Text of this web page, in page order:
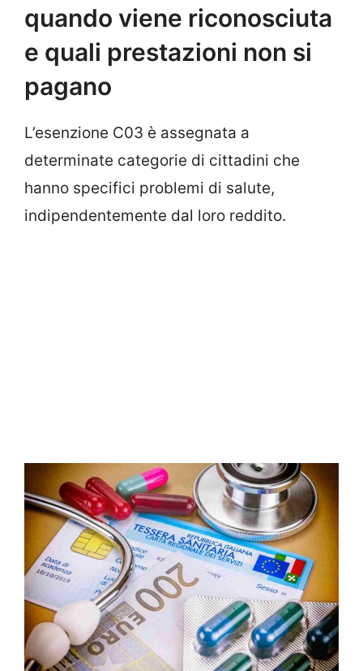
quando viene riconosciuta
e quali prestazioni non si
pagano
L’esenzione C03 è assegnata a
determinate categorie di cittadini che
hanno specifici problemi di salute,
indipendentemente dal loro reddito.